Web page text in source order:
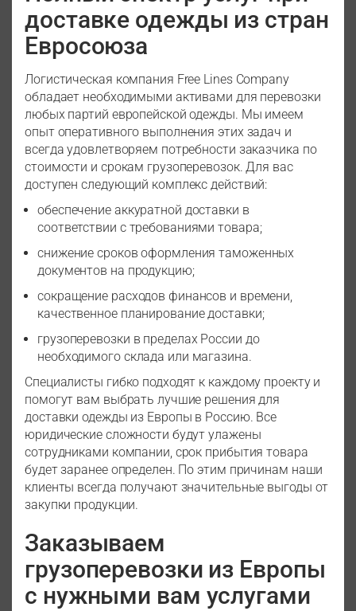
доставке одежды из стран
Евросоюза
Логистическая компания Free Lines Company
обладает необходимыми активами для перевозки
любых партий европейской одежды. Мы имеем
опыт оперативного выполнения этих задач и
всегда удовлетворяем потребности заказчика по
стоимости и срокам грузоперевозок. Для вас
доступен следующий комплекс действий:
обеспечение аккуратной доставки в
соответствии с требованиями товара;
снижение сроков оформления таможенных
документов на продукцию;
сокращение расходов финансов и времени,
качественное планирование доставки;
грузоперевозки в пределах России до
необходимого склада или магазина.
Специалисты гибко подходят к каждому проекту и
помогут вам выбрать лучшие решения для
доставки одежды из Европы в Россию. Все
юридические сложности будут улажены
сотрудниками компании, срок прибытия товара
будет заранее определен. По этим причинам наши
клиенты всегда получают значительные выгоды от
закупки продукции.
Заказываем
грузоперевозки из Европы
с нужными вам услугами